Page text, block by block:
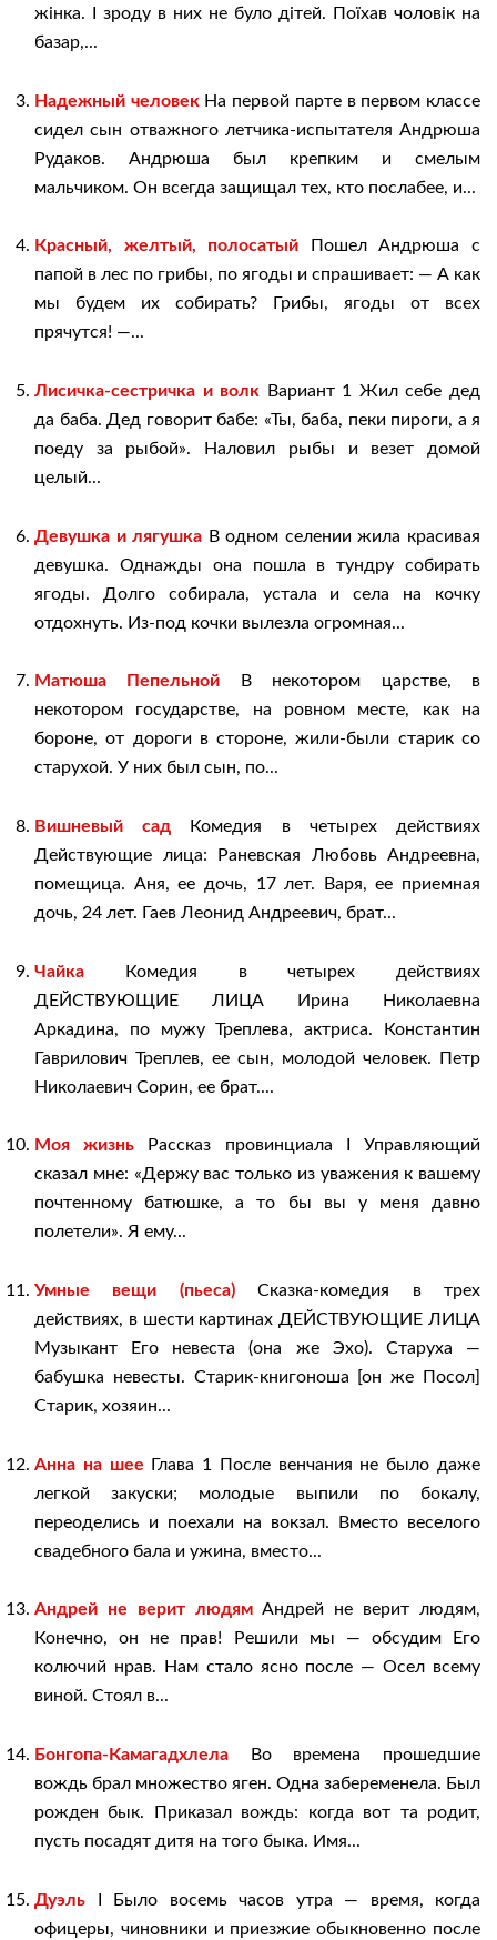
жінка. І зроду в них не було дітей. Поїхав чоловік на
базар,...
Надежный человек На первой парте в первом классе
сидел сын отважного летчика-испытателя Андрюша
Рудаков. Андрюша был крепким и смелым
мальчиком. Он всегда защищал тех, кто послабее, и...
Красный, желтый, полосатый Пошел Андрюша с
папой в лес по грибы, по ягоды и спрашивает: — А как
мы будем их собирать? Грибы, ягоды от всех
прячутся! —...
Лисичка-сестричка и волк Вариант 1 Жил себе дед
да баба. Дед говорит бабе: «Ты, баба, пеки пироги, а я
поеду за рыбой». Наловил рыбы и везет домой
целый...
Девушка и лягушка В одном селении жила красивая
девушка. Однажды она пошла в тундру собирать
ягоды. Долго собирала, устала и села на кочку
отдохнуть. Из-под кочки вылезла огромная...
Матюша Пепельной В некотором царстве, в
некотором государстве, на ровном месте, как на
бороне, от дороги в стороне, жили-были старик со
старухой. У них был сын, по...
Вишневый сад Комедия в четырех действиях
Действующие лица: Раневская Любовь Андреевна,
помещица. Аня, ее дочь, 17 лет. Варя, ее приемная
дочь, 24 лет. Гаев Леонид Андреевич, брат...
Чайка Комедия в четырех действиях
ДЕЙСТВУЮЩИЕ ЛИЦА Ирина Николаевна
Аркадина, по мужу Треплева, актриса. Константин
Гаврилович Треплев, ее сын, молодой человек. Петр
Николаевич Сорин, ее брат....
Моя жизнь Рассказ провинциала I Управляющий
сказал мне: «Держу вас только из уважения к вашему
почтенному батюшке, а то бы вы у меня давно
полетели». Я ему...
Умные вещи (пьеса)Сказка-комедия в трех
действиях, в шести картинах ДЕЙСТВУЮЩИЕ ЛИЦА
Музыкант Его невеста (она же Эхо). Старуха —
бабушка невесты. Старик-книгоноша [он же Посол]
Старик, хозяин...
Анна на шее Глава 1 После венчания не было даже
легкой закуски; молодые выпили по бокалу,
переоделись и поехали на вокзал. Вместо веселого
свадебного бала и ужина, вместо...
Андрей не верит людямАндрей не верит людям,
Конечно, он не прав! Решили мы — обсудим Его
колючий нрав. Нам стало ясно после — Осел всему
виной. Стоял в...
Бонгопа-Камагадхлела Во времена прошедшие
вождь брал множество яген. Одна забеременела. Был
рожден бык. Приказал вождь: когда вот та родит,
пусть посадят дитя на того быка. Имя...
Дуэль I Было восемь часов утра — время, когда
офицеры, чиновники и приезжие обыкновенно после